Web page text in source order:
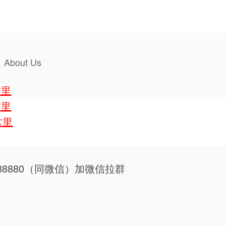
About Us
（同微信）加微信拉群